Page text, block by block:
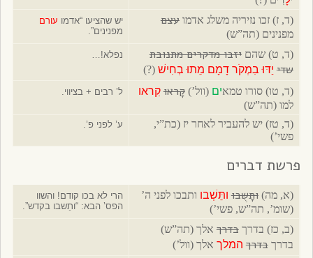
(ד, ז) זכו נזיריה משלג אדמועצם
מפנינים (תה”ש)
יש שהציעו “אדמו עורם
מפנינים”.
(ד, ט) שהםיזבו מדקרים מתנובת
שדי יַדּוּ בִמְקֹר דָמָם מֵתוּ בְחִישׁ(?)
נפלא!…
(ד, טו) סורו טמאים (וול’)קָראו קִראו
למו (תה”ש)
ל’ רבים + בציווי.
(ד, טז) יש להעביר לאחר יז (כת”י,
פשי’)
ע’ לפני פ’.
פרשת דברים
(א, מה)ותָשֻבו ותֵּשְׁבו ותבכו לפני ה’
(שומ’, תה”ש, פשי’)
הרי לא בכו קודם! והשוו
הפס’ הבא: “ותֵשבו בקדש”.
(ב, כז) בדרךבדרךאלך (תה”ש)
בדרךבדרך המלך אלך (וול’)